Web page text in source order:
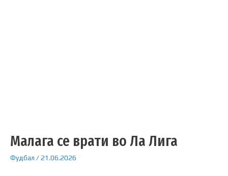
Малага се врати во Ла Лига
Фудбал /21.06.2026